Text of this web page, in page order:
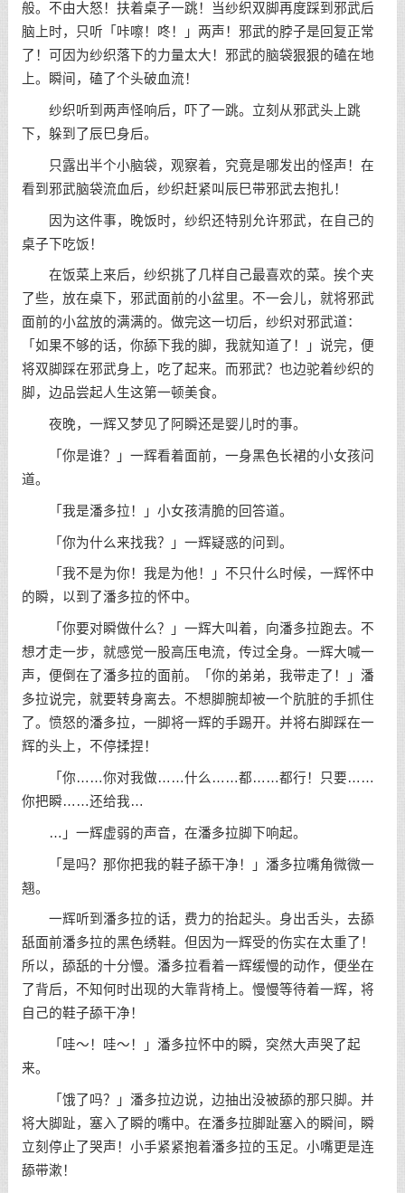
般。不由大怒！扶着桌子一跳！当纱织双脚再度踩到邪武后
脑上时，只听「咔嚓！咚！」两声！邪武的脖子是回复正常
了！可因为纱织落下的力量太大！邪武的脑袋狠狠的磕在地
上。瞬间，磕了个头破血流！
纱织听到两声怪响后，吓了一跳。立刻从邪武头上跳
下，躲到了辰巳身后。
只露出半个小脑袋，观察着，究竟是哪发出的怪声！在
看到邪武脑袋流血后，纱织赶紧叫辰巳带邪武去抱扎！
因为这件事，晚饭时，纱织还特别允许邪武，在自己的
桌子下吃饭！
在饭菜上来后，纱织挑了几样自己最喜欢的菜。挨个夹
了些，放在桌下，邪武面前的小盆里。不一会儿，就将邪武
面前的小盆放的满满的。做完这一切后，纱织对邪武道：
「如果不够的话，你舔下我的脚，我就知道了！」说完，便
将双脚踩在邪武身上，吃了起来。而邪武？也边驼着纱织的
脚，边品尝起人生这第一顿美食。
夜晚，一辉又梦见了阿瞬还是婴儿时的事。
「你是谁？」一辉看着面前，一身黑色长裙的小女孩问
道。
「我是潘多拉！」小女孩清脆的回答道。
「你为什么来找我？」一辉疑惑的问到。
「我不是为你！我是为他！」不只什么时候，一辉怀中
的瞬，以到了潘多拉的怀中。
「你要对瞬做什么？」一辉大叫着，向潘多拉跑去。不
想才走一步，就感觉一股高压电流，传过全身。一辉大喊一
声，便倒在了潘多拉的面前。「你的弟弟，我带走了！」潘
多拉说完，就要转身离去。不想脚腕却被一个肮脏的手抓住
了。愤怒的潘多拉，一脚将一辉的手踢开。并将右脚踩在一
辉的头上，不停揉捏！
「你……你对我做……什么……都……都行！只要……
你把瞬……还给我…
…」一辉虚弱的声音，在潘多拉脚下响起。
「是吗？那你把我的鞋子舔干净！」潘多拉嘴角微微一
翘。
一辉听到潘多拉的话，费力的抬起头。身出舌头，去舔
舐面前潘多拉的黑色绣鞋。但因为一辉受的伤实在太重了！
所以，舔舐的十分慢。潘多拉看着一辉缓慢的动作，便坐在
了背后，不知何时出现的大靠背椅上。慢慢等待着一辉，将
自己的鞋子舔干净！
「哇～！哇～！」潘多拉怀中的瞬，突然大声哭了起
来。
「饿了吗？」潘多拉边说，边抽出没被舔的那只脚。并
将大脚趾，塞入了瞬的嘴中。在潘多拉脚趾塞入的瞬间，瞬
立刻停止了哭声！小手紧紧抱着潘多拉的玉足。小嘴更是连
舔带漱！